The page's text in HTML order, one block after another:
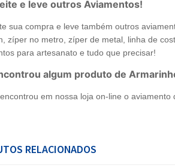
e leve outros Aviamentos!
sua compra e leve também outros
zíper no metro, zíper de metal, linha de
para artesanato e tudo que precisar!
algum produto de
em nossa loja on-line o aviamento
RELACIONADOS